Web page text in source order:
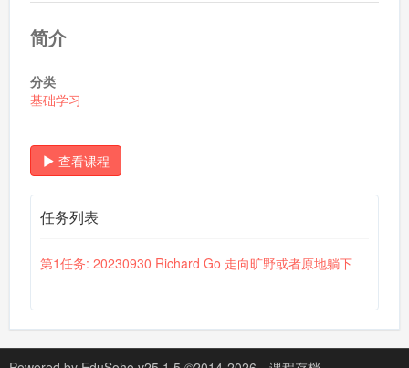
简介
分类
基础学习
查看课程
任务列表
第1任务: 20230930 Richard Go 走向旷野或者原地躺下